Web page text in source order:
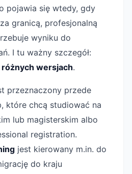
pojawia się wtedy, gdy
granicą, profesjonalną
wyniku do
I tu ważny szczegół:
różnych wersjach.
przeznaczony przede
które chcą studiować na
lub magisterskim albo
registration.
jest kierowany m.in. do
do kraju